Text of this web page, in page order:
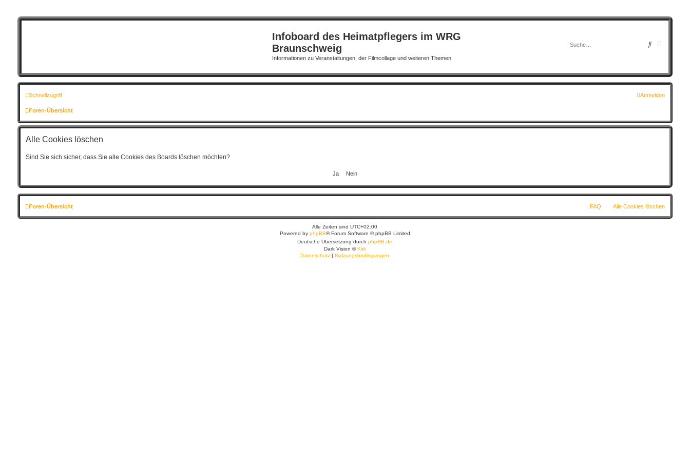
Infoboard des Heimatpflegers im WRG
Braunschweig
Informationen zu Veranstaltungen, der Filmcollage und weiteren Themen
Suche
Schnellzugriff Anmelden
Foren-Übersicht
Alle Cookies löschen
Sind Sie sich sicher, dass Sie alle Cookies des Boards löschen möchten?
Foren-Übersicht Alle Cookies löschen
FAQ
Alle Zeiten sindUTC+02:00
Powered by phpBB® Forum Software © phpBB Limited
Deutsche Übersetzung durchphpBB.de
Dark Vision ©Kirk
Datenschutz |Nutzungsbedingungen